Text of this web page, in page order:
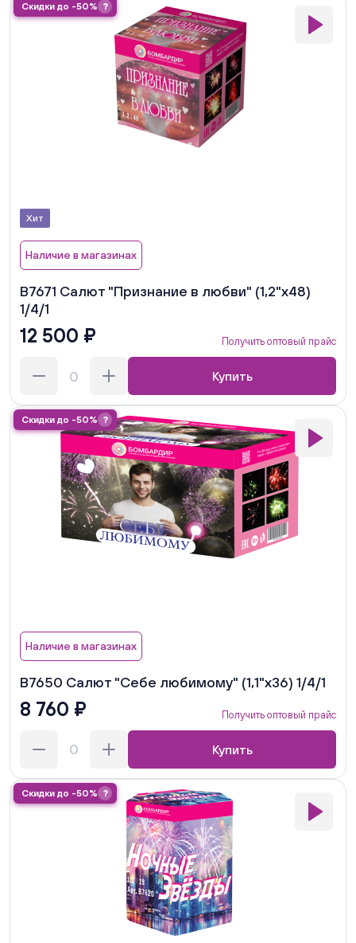
Скидки до -50% ?
Хит
Наличие в магазинах
В7671 Салют "Признание в любви" (1,2"х48)
1/4/1
12 500 ₽ Получить оптовый прайс
Купить
Скидки до -50% ?
Наличие в магазинах
В7650 Салют "Себе любимому" (1,1"х36) 1/4/1
8 760 ₽ Получить оптовый прайс
Купить
Скидки до -50% ?